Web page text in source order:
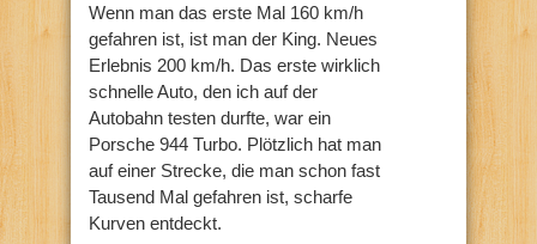
Wenn man das erste Mal 160 km/h
gefahren ist, ist man der King. Neues
Erlebnis 200 km/h. Das erste wirklich
schnelle Auto, den ich auf der
Autobahn testen durfte, war ein
Porsche 944 Turbo. Plötzlich hat man
auf einer Strecke, die man schon fast
Tausend Mal gefahren ist, scharfe
Kurven entdeckt.